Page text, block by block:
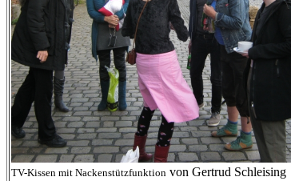
TV-Kissen mit Nackenstützfunktion von Gertrud Schleising